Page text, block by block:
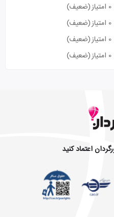
0 امتیاز
(ضعیف)
0 امتیاز
(ضعیف)
0 امتیاز
(ضعیف)
0 امتیاز (ضعیف)
اعتماد کنید